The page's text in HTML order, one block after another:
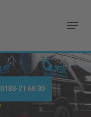
Menu
0183-21 60 30